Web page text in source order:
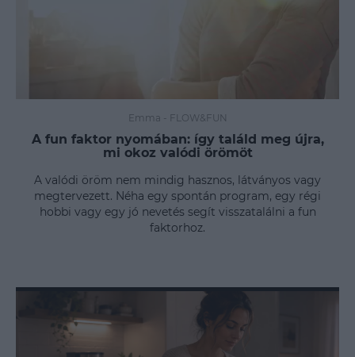
Emma - FLOW&FUN
A fun faktor nyomában: így találd meg újra,
mi okoz valódi örömöt
A valódi öröm nem mindig hasznos, látványos vagy
megtervezett. Néha egy spontán program, egy régi
hobbi vagy egy jó nevetés segít visszatalálni a fun
faktorhoz.